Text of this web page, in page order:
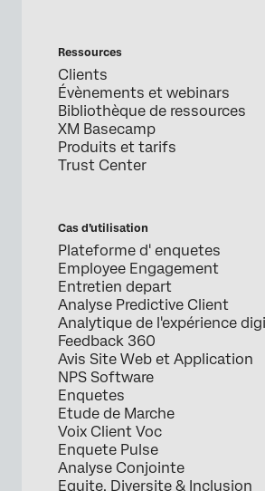
Ressources
Clients
Évènements et webinars
Bibliothèque de ressources
XM Basecamp
Produits et tarifs
Trust Center
Cas d’utilisation
Plateforme d' enquetes
Employee Engagement
Entretien depart
Analyse Predictive Client
Analytique de l'expérience
Feedback 360
Avis Site Web et Application
NPS Software
Enquetes
Etude de Marche
Voix Client Voc
Enquete Pulse
Analyse Conjointe
Equite, Diversite & Inclusion